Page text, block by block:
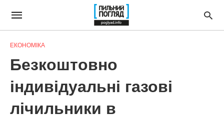
ЕКОНОМІКА
Безкоштовно
індивідуальні газові
лічильники в